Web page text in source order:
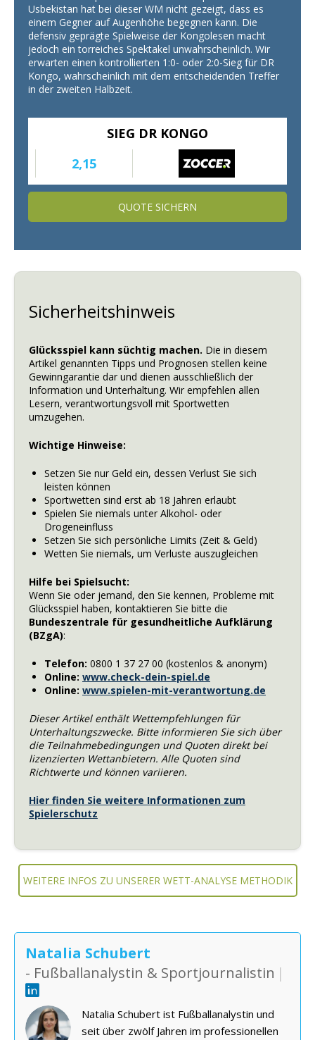
Usbekistan hat bei dieser WM nicht gezeigt, dass es
einem Gegner auf Augenhöhe begegnen kann. Die
defensiv geprägte Spielweise der Kongolesen macht
jedoch ein torreiches Spektakel unwahrscheinlich. Wir
erwarten einen kontrollierten 1:0- oder 2:0-Sieg für DR
Kongo, wahrscheinlich mit dem entscheidenden Treffer
in der zweiten Halbzeit.
SIEG DR KONGO
2,15
QUOTE SICHERN
Sicherheitshinweis
Glücksspiel kann süchtig machen. Die in diesem
Artikel genannten Tipps und Prognosen stellen keine
Gewinngarantie dar und dienen ausschließlich der
Information und Unterhaltung. Wir empfehlen allen
Lesern, verantwortungsvoll mit Sportwetten
umzugehen.
Wichtige Hinweise:
Setzen Sie nur Geld ein, dessen Verlust Sie sich
leisten können
Sportwetten sind erst ab 18 Jahren erlaubt
Spielen Sie niemals unter Alkohol- oder
Drogeneinfluss
Setzen Sie sich persönliche Limits (Zeit & Geld)
Wetten Sie niemals, um Verluste auszugleichen
Hilfe bei Spielsucht:
Wenn Sie oder jemand, den Sie kennen, Probleme mit
Glücksspiel haben, kontaktieren Sie bitte die
Bundeszentrale für gesundheitliche Aufklärung
(BZgA):
Telefon: 0800 1 37 27 00 (kostenlos & anonym)
Online: www.check-dein-spiel.de
Online: www.spielen-mit-verantwortung.de
Dieser Artikel enthält Wettempfehlungen für
Unterhaltungszwecke. Bitte informieren Sie sich über
die Teilnahmebedingungen und Quoten direkt bei
lizenzierten Wettanbietern. Alle Quoten sind
Richtwerte und können variieren.
Hier finden Sie weitere Informationen zum
Spielerschutz
WEITERE INFOS ZU UNSERER WETT-ANALYSE METHODIK
Natalia Schubert
- Fußballanalystin & Sportjournalistin |
Natalia Schubert ist Fußballanalystin und
seit über zwölf Jahren im professionellen